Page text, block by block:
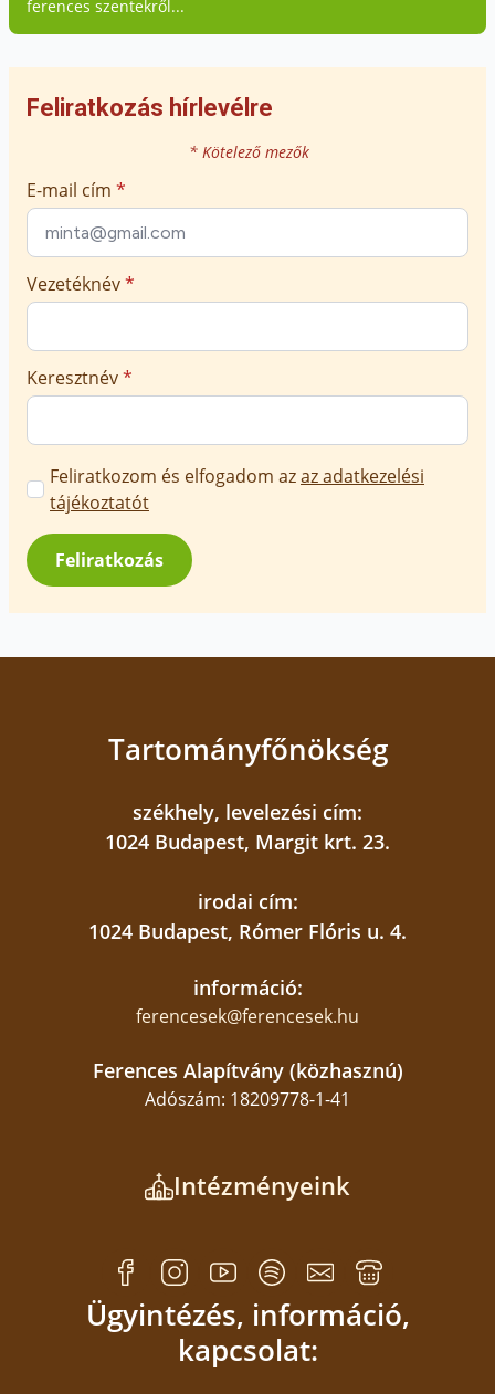
ferences szentekről...
Feliratkozás hírlevélre
* Kötelező mezők
E-mail cím *
Vezetéknév*
Keresztnév*
Marketing
üzenetek
jóváhagyása
*
Feliratkozom és elfogadom azaz adatkezelési
tájékoztatót
Feliratkozás
Tartományfőnökség
székhely, levelezési cím:
1024 Budapest, Margit krt. 23.
irodai cím:
1024 Budapest, Rómer Flóris u. 4.
információ:
ferencesek@ferencesek.hu
Ferences Alapítvány (közhasznú)
Adószám: 18209778-1-41
Intézményeink
Ügyintézés, információ,
kapcsolat: